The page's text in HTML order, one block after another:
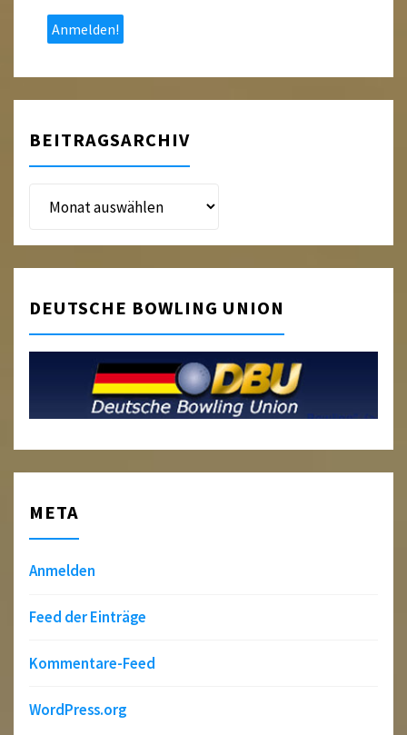
*
BEITRAGSARCHIV
Beitragsarchiv
DEUTSCHE BOWLING UNION
META
Anmelden
Feed der Einträge
Kommentare-Feed
WordPress.org